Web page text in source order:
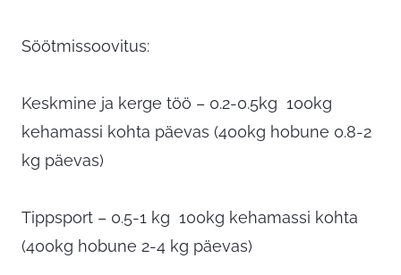
Söötmissoovitus:
Keskmine ja kerge töö – 0.2-0.5kg 100kg
kehamassi kohta päevas (400kg hobune 0.8-2
kg päevas)
Tippsport – 0.5-1 kg 100kg kehamassi kohta
(400kg hobune 2-4 kg päevas)